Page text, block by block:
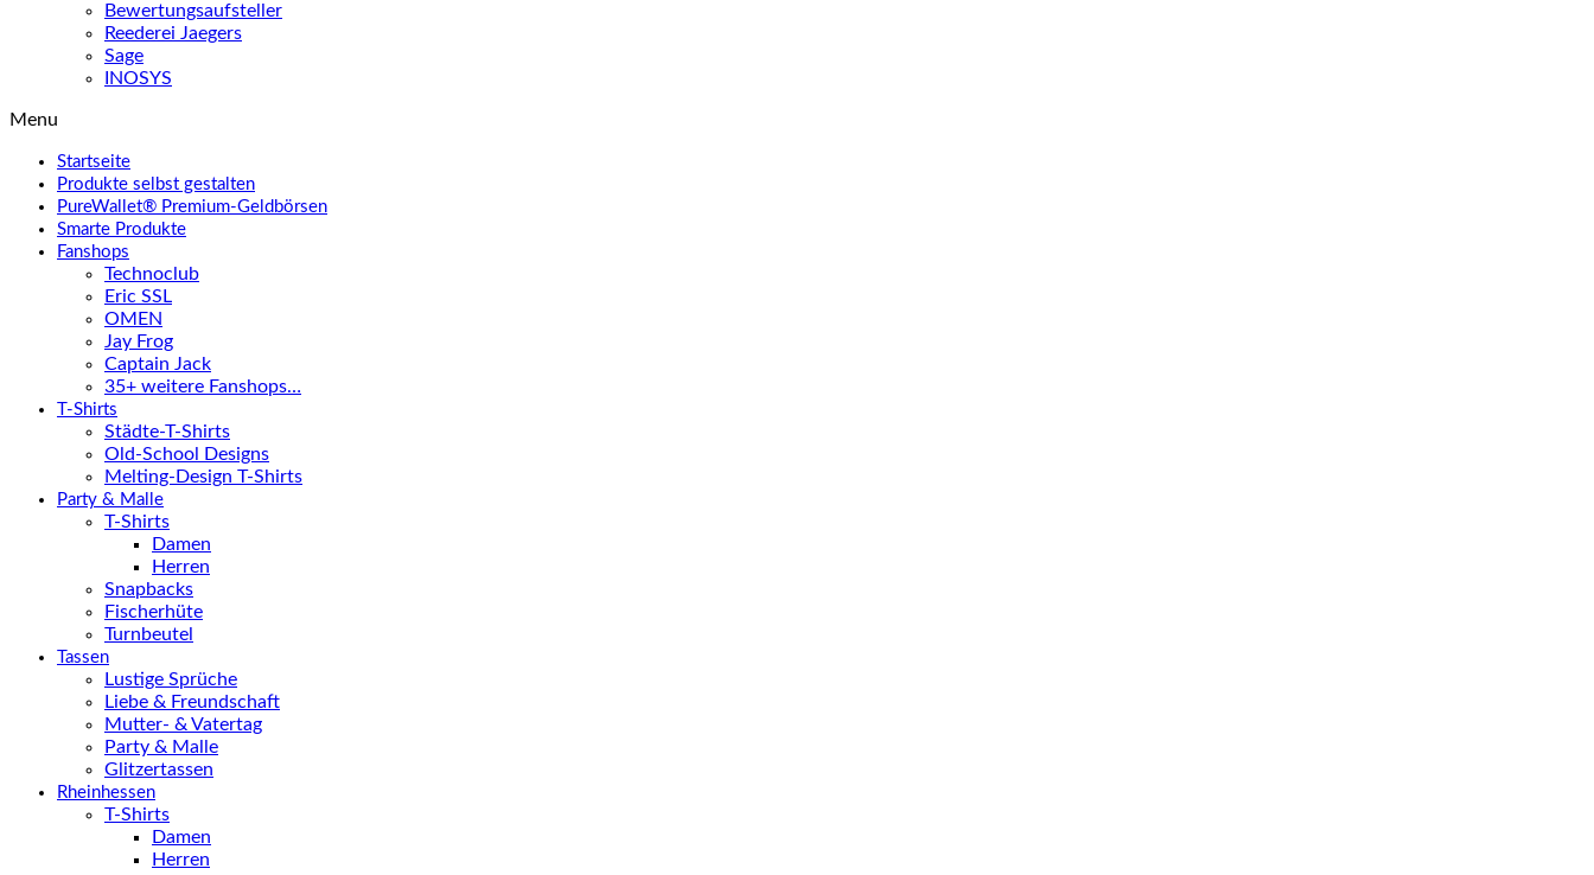
Bewertungsaufsteller
Reederei Jaegers
Sage
INOSYS
Menu
Startseite
Produkte selbst gestalten
PureWallet® Premium-Geldbörsen
Smarte Produkte
Fanshops
Technoclub
Eric SSL
OMEN
Jay Frog
Captain Jack
35+ weitere Fanshops…
T-Shirts
Städte-T-Shirts
Old-School Designs
Melting-Design T-Shirts
Party & Malle
T-Shirts
Damen
Herren
Snapbacks
Fischerhüte
Turnbeutel
Tassen
Lustige Sprüche
Liebe & Freundschaft
Mutter- & Vatertag
Party & Malle
Glitzertassen
Rheinhessen
T-Shirts
Damen
Herren